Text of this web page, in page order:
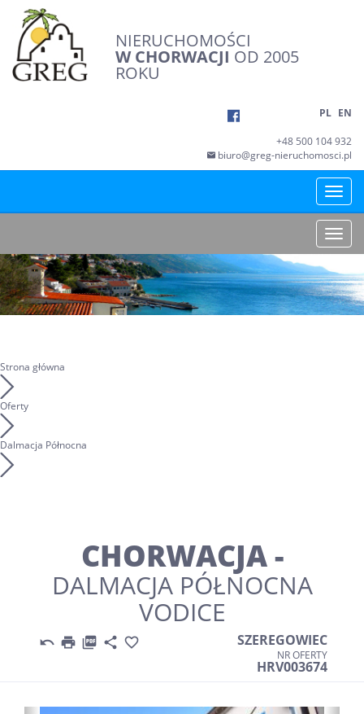
NIERUCHOMOŚCI
W CHORWACJI OD 2005
ROKU
PL EN
+48 500 104 932
biuro@greg-nieruchomosci.pl
Toggle
Toggle
Strona główna
Oferty
Dalmacja Północna
CHORWACJA -
DALMACJA PÓŁNOCNA
VODICE
     SZEREGOWIEC
NR OFERTY
HRV003674